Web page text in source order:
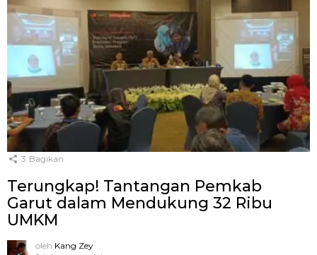
3 Bagikan
Terungkap! Tantangan Pemkab
Garut dalam Mendukung 32 Ribu
UMKM
oleh Kang Zey